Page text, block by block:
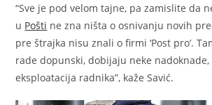
“Sve je pod velom tajne, pa zamislite da
u Pošti ne zna ništa o osnivanju novih
pre štrajka nisu znali o firmi ‘Post pro’.
rade dopunski, dobijaju neke
eksploatacija radnika”, kaže Savić.